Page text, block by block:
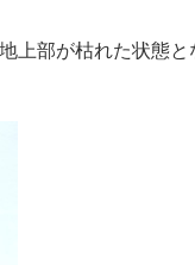
部が枯れた状態と